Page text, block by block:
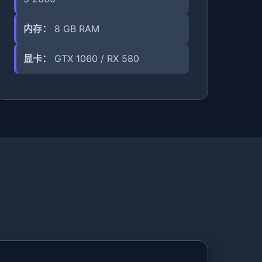
内存： 8 GB RAM
显卡： GTX 1060 / RX 580